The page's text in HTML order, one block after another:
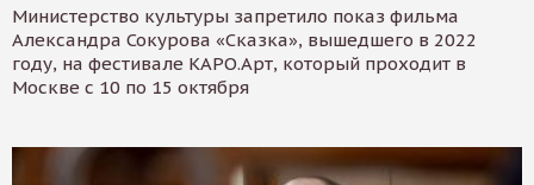
Министерство культуры запретило показ фильма
Александра Сокурова «Сказка», вышедшего в 2022
году, на фестивале КАРО.Арт, который проходит в
Москве с 10 по 15 октября